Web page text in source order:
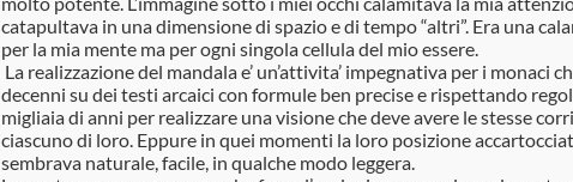
catapultava in una dimensione di spazio e di tempo “altri”. Era una
per la mia mente ma per ogni singola cellula del mio essere.
La realizzazione del mandala e’ un’attivita’ impegnativa per i monaci
decenni su dei testi arcaici con formule ben precise e rispettando
migliaia di anni per realizzare una visione che deve avere le stesse
ciascuno di loro. Eppure in quei momenti la loro posizione
sembrava naturale, facile, in qualche modo leggera.